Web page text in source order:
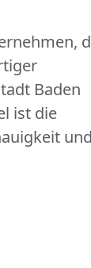
Baden
ist die